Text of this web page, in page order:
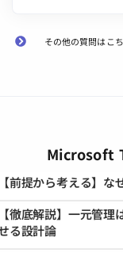
その他の質問はこ
Microsoft
前提から考える】な
徹底解説】一元管理
る設計論